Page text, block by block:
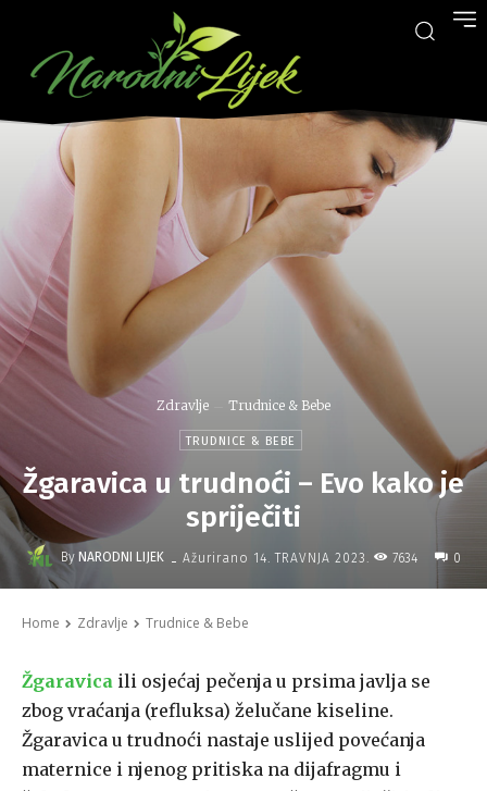
Zdravlje Trudnice & Bebe
TRUDNICE & BEBE
Žgaravica u trudnoći – Evo kako je
spriječiti
By NARODNI LIJEK - Ažurirano 14. TRAVNJA 2023. 7634 0
Home Zdravlje Trudnice & Bebe
Žgaravica ili osjećaj pečenja u prsima javlja se
zbog vraćanja (refluksa) želučane kiseline.
Žgaravica u trudnoći nastaje uslijed povećanja
maternice i njenog pritiska na dijafragmu i